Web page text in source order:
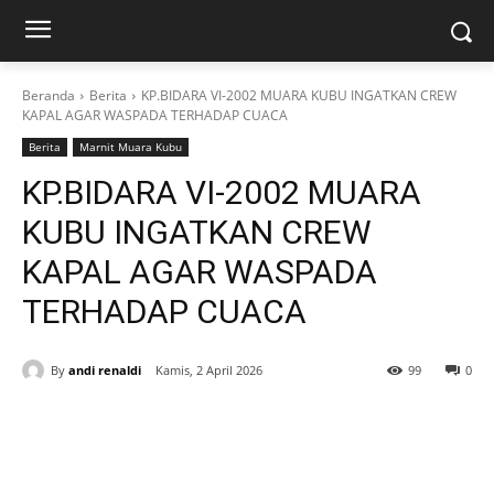
Beranda Berita
KP.BIDARA VI-2002 MUARA KUBU INGATKAN CREW
KAPAL AGAR WASPADA TERHADAP CUACA
Berita Marnit Muara Kubu
KP.BIDARA VI-2002 MUARA
KUBU INGATKAN CREW
KAPAL AGAR WASPADA
TERHADAP CUACA
By andi renaldi Kamis, 2 April 2026 0
99